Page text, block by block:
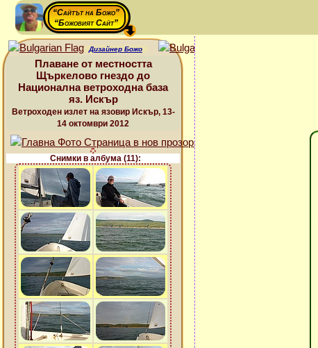
“Сайтът на Божо”
“Божовият Сайт”
Дизайнер Божо
Плаване от местността
Щъркелово гнездо до
Национална ветроходна база
яз. Искър
Ветроходен излет на язовир Искър, 13-
14 октомври 2012
Снимки в албума (11):